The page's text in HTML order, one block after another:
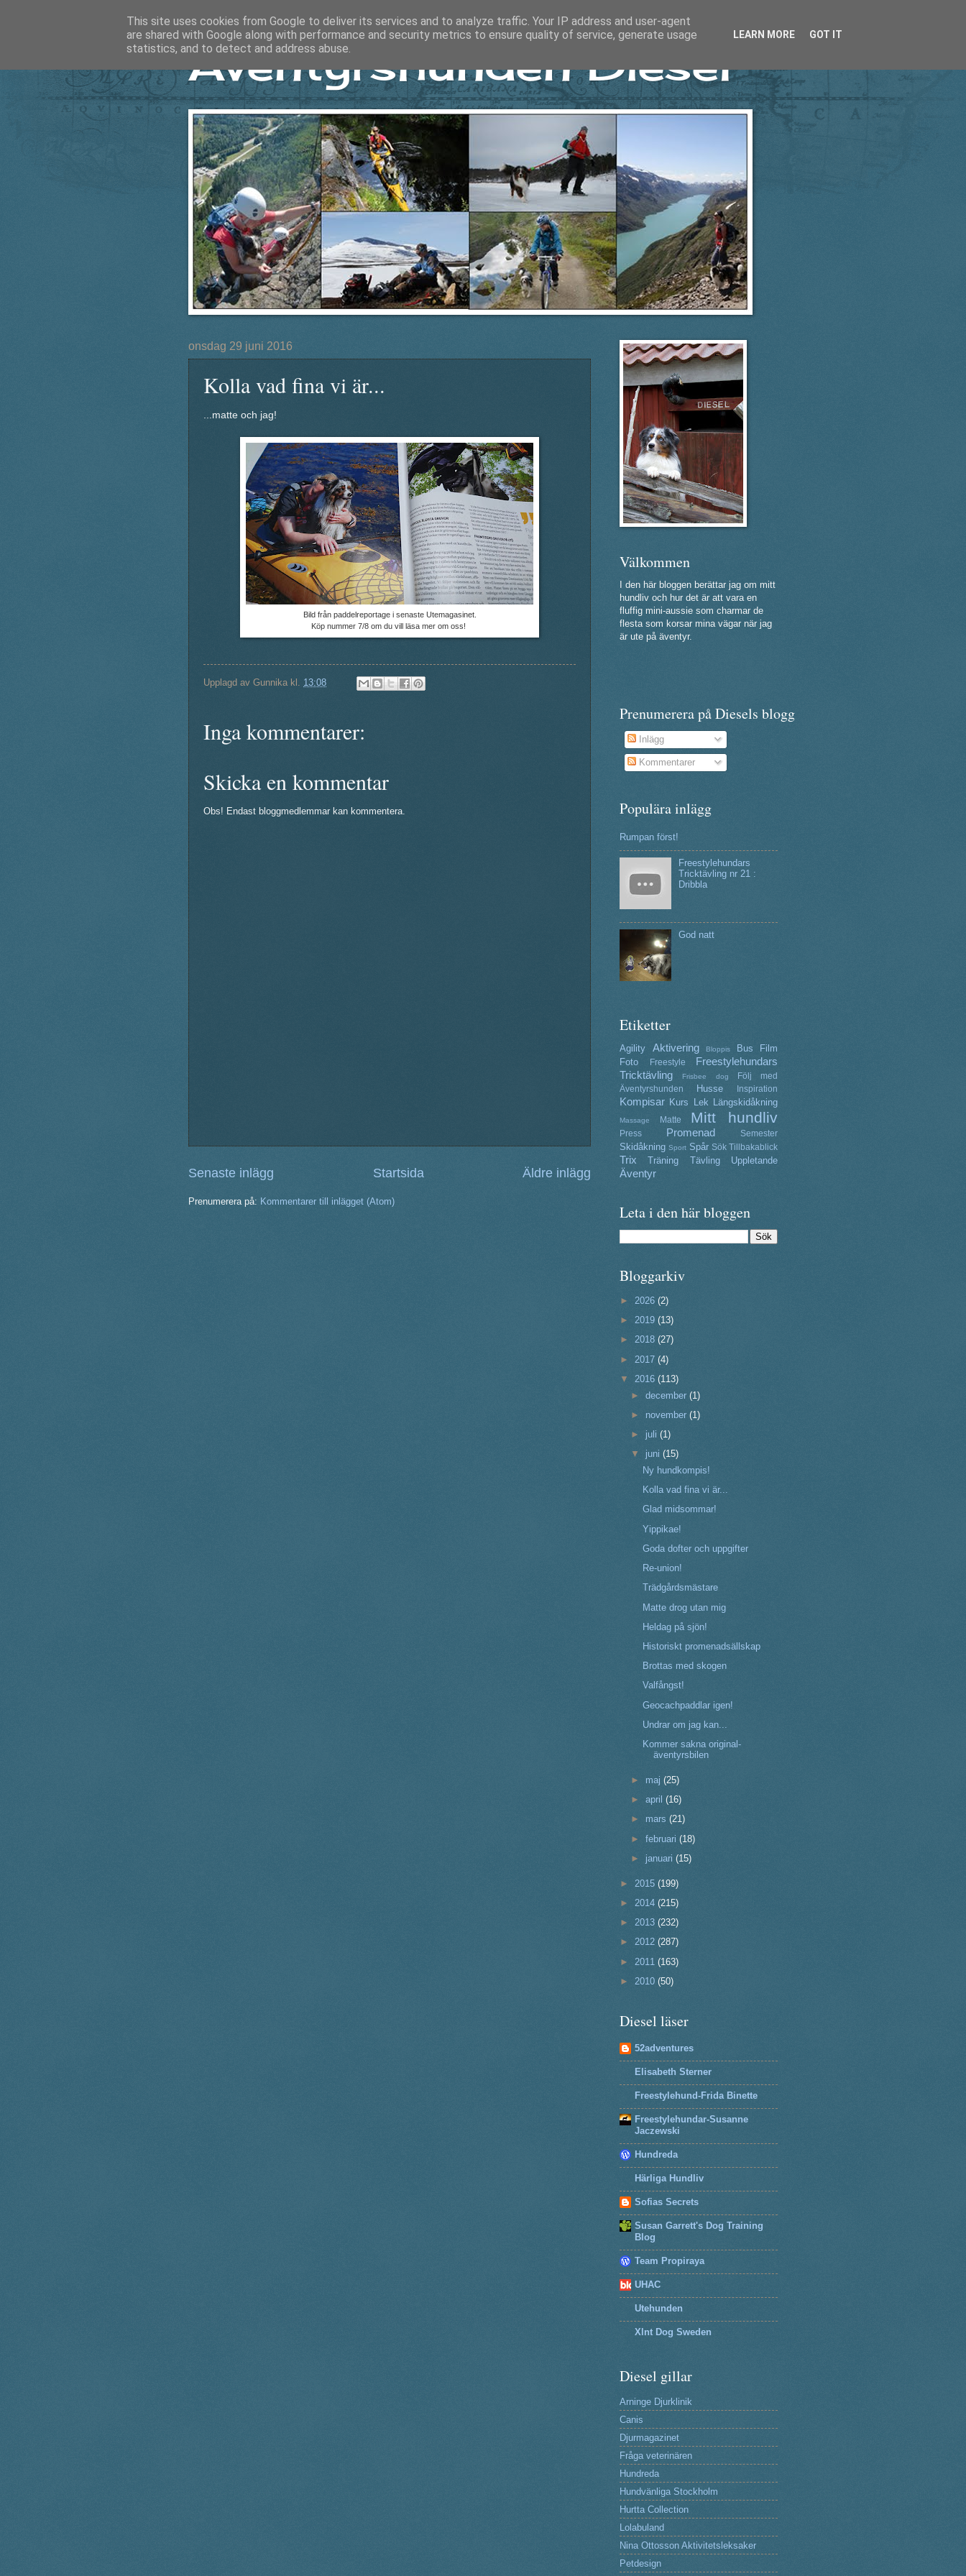
Äventyrshunden Diesel
onsdag 29 juni 2016
Kolla vad fina vi är...
...matte och jag!
Bild från paddelreportage i senaste Utemagasinet.
Köp nummer 7/8 om du vill läsa mer om oss!
Upplagd av Gunnika kl. 13:08
Inga kommentarer:
Skicka en kommentar
Obs! Endast bloggmedlemmar kan kommentera.
Senaste inlägg Äldre inlägg
Startsida
Prenumerera på: Kommentarer till inlägget (Atom)
Välkommen
I den här bloggen berättar jag om mitt
hundliv och hur det är att vara en
fluffig mini-aussie som charmar de
flesta som korsar mina vägar när jag
är ute på äventyr.
Prenumerera på Diesels blogg
Inlägg
Kommentarer
Populära inlägg
Rumpan först!
Freestylehundars
Tricktävling nr 21 :
Dribbla
God natt
Etiketter
Agility Aktivering Bloppis Bus
Film
Foto
Freestyle
Freestylehundars
Tricktävling
Frisbee dog
Följ med
Äventyrshunden
Husse Inspiration
Kompisar Kurs Lek Längskidåkning
Massage Matte Mitt hundliv
Press Promenad Semester
Skidåkning Sport Spår Sök Tillbakablick
Trix Träning Tävling Uppletande
Äventyr
Leta i den här bloggen
Bloggarkiv
► 2026 (2)
► 2019 (13)
► 2018 (27)
► 2017 (4)
▼ 2016 (113)
►december(1)
► november(1)
► juli(1)
▼ juni(15)
Ny hundkompis!
Kolla vad fina vi är...
Glad midsommar!
Yippikae!
Goda dofter och uppgifter
Re-union!
Trädgårdsmästare
Matte drog utan mig
Heldag på sjön!
Historiskt promenadsällskap
Brottas med skogen
Valfångst!
Geocachpaddlar igen!
Undrar om jag kan...
Kommer sakna original-
äventyrsbilen
► maj(25)
►april(16)
► mars(21)
►februari(18)
► januari(15)
► 2015 (199)
► 2014 (215)
► 2013 (232)
► 2012 (287)
► 2011 (163)
► 2010 (50)
Diesel läser
52adventures
Elisabeth Sterner
Freestylehund-Frida Binette
Freestylehundar-Susanne
Jaczewski
Hundreda
Härliga Hundliv
Sofias Secrets
Susan Garrett's Dog Training
Blog
Team Propiraya
UHAC
Utehunden
Xlnt Dog Sweden
Diesel gillar
Arninge Djurklinik
Canis
Djurmagazinet
Fråga veterinären
Hundreda
Hundvänliga Stockholm
Hurtta Collection
Lolabuland
Nina Ottosson Aktivitetsleksaker
Petdesign
This site uses cookies from Google to deliver its services and to analyze traffic. Your IP address and user-agent
are shared with Google along with performance and security metrics to ensure quality of service, generate usage
statistics, and to detect and address abuse.
LEARN MORE GOT IT